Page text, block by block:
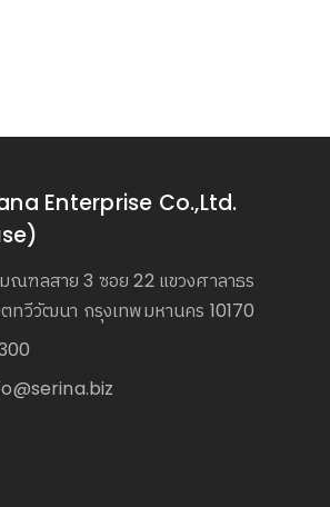
Enterprise Co.,Ltd.
ฑลสาย 3 ซอย 22 แขวงศาลาธร
ทวีวัฒนา กรุงเทพมหานคร 10170